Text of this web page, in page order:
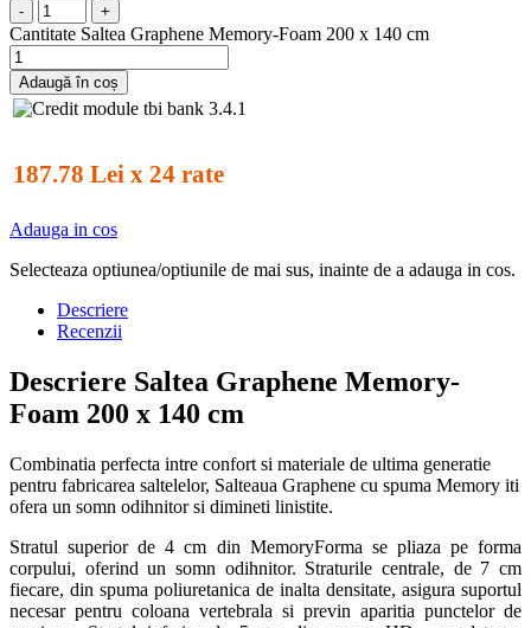
- +
Cantitate Saltea Graphene Memory-Foam 200 x 140 cm
Adaugă în coș
187.78 Lei x 24 rate
Adauga in cos
Selecteaza optiunea/optiunile de mai sus, inainte de a adauga in cos.
Descriere
Recenzii
Descriere Saltea Graphene Memory-
Foam 200 x 140 cm
Combinatia perfecta intre confort si materiale de ultima generatie
pentru fabricarea saltelelor, Salteaua Graphene cu spuma Memory iti
ofera un somn odihnitor si dimineti linistite.
Stratul superior de 4 cm din MemoryForma se pliaza pe forma
corpului, oferind un somn odihnitor. Straturile centrale, de 7 cm
fiecare, din spuma poliuretanica de inalta densitate, asigura suportul
necesar pentru coloana vertebrala si previn aparitia punctelor de